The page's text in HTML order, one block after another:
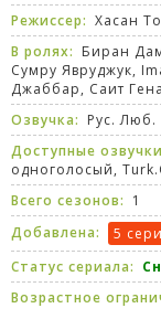
Режиссер: Хасан
В ролях: Биран
Сумру Явруджук,
Джаббар, Саит
Озвучка: Рус. Люб.
Доступные
одноголосый,
Всего сезонов: 1
Добавлена:
5
Статус сериала:
Возрастное